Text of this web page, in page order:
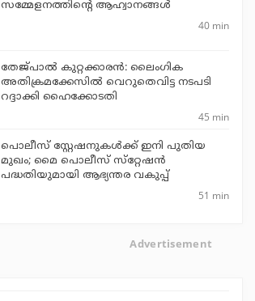
സമ്മേളനത്തിന്റെ ആഹ്വാനങ്ങള്‍
40 min
തേജ്പാല്‍ കുറ്റക്കാരന്‍: ലൈംഗിക
അതിക്രമക്കേസില്‍ വെറുതെവിട്ട നടപടി
റദ്ദാക്കി ഹൈക്കോടതി
45 min
പൊലീസ് സ്റ്റേഷനുകള്‍ക്ക് ഇനി പുതിയ
മുഖം; മൈ പൊലീസ് സ്‌റ്റേഷന്‍
പദ്ധതിയുമായി ആഭ്യന്തര വകുപ്പ്
51 min
Advertisement